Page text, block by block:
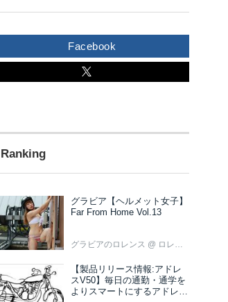
Facebook
グラビア【ヘルメット女子】
Far From Home Vol.13
グラビアのロレンス @ ロレンス編集部
【製品リリース情報:アドレ
スV50】毎日の通勤・通学を
よりスマートにするアドレス